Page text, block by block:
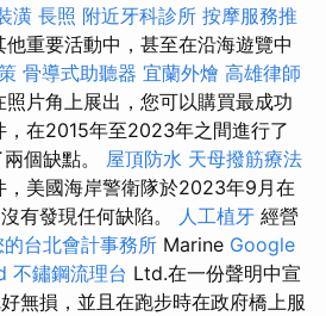
潢 長照 附近牙科診所 按摩服務推
重要活動中，甚至在沿海遊覽中
骨導式助聽器 宜蘭外燴 高雄律師
片角上展出，您可以購買最成功
，在2015年至2023年之間進行了
個缺點。 屋頂防水 天母撥筋療法
，美國海岸警衛隊於2023年9月在
有發現任何缺陷。 人工植牙 經營
台北會計事務所 Marine Google
不鏽鋼流理台 Ltd.在一份聲明中宣
無損，並且在跑步時在政府橋上服